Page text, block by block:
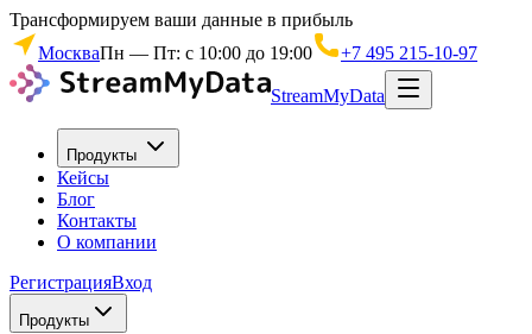
Трансформируем ваши данные в прибыль
МоскваПн — Пт: с 10:00 до 19:00 +7 495 215-10-97
StreamMyData
Продукты
Кейсы
Блог
Контакты
О компании
РегистрацияВход
Продукты